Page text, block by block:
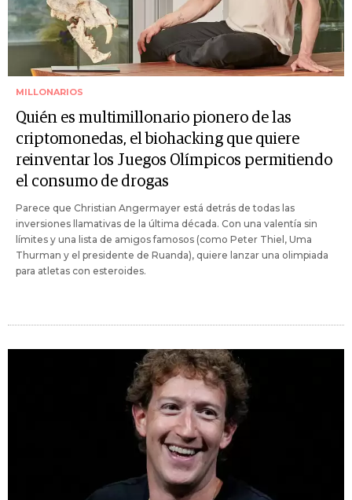
MILLONARIOS
Quién es multimillonario pionero de las
criptomonedas, el biohacking que quiere
reinventar los Juegos Olímpicos permitiendo
el consumo de drogas
Parece que Christian Angermayer está detrás de todas las
inversiones llamativas de la última década. Con una valentía sin
límites y una lista de amigos famosos (como Peter Thiel, Uma
Thurman y el presidente de Ruanda), quiere lanzar una olimpiada
para atletas con esteroides.